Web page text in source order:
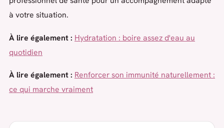
à votre situation.
À lire également : Hydratation : boire assez d'eau au
quotidien
À lire également : Renforcer son immunité naturellement :
ce qui marche vraiment